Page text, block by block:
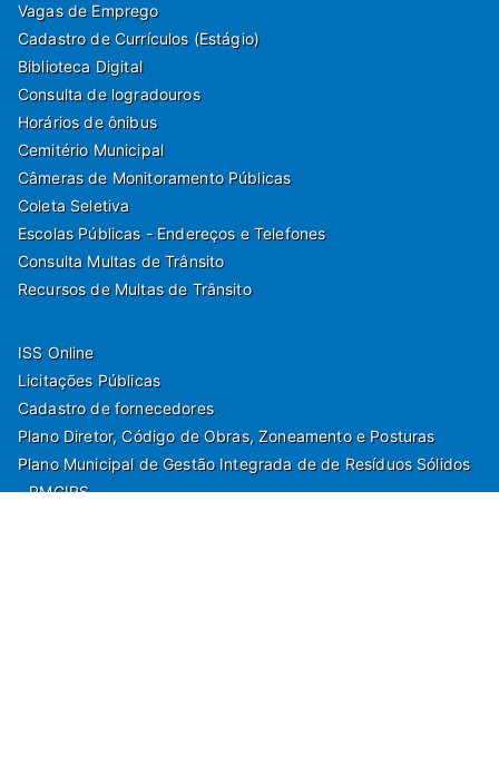
Vagas de Emprego
Cadastro de Currículos (Estágio)
Biblioteca Digital
Consulta de logradouros
Horários de ônibus
Cemitério Municipal
Câmeras de Monitoramento Públicas
Coleta Seletiva
Escolas Públicas - Endereços e Telefones
Consulta Multas de Trânsito
Recursos de Multas de Trânsito
ISS Online
Licitações Públicas
Cadastro de fornecedores
Plano Diretor, Código de Obras, Zoneamento e Posturas
Plano Municipal de Gestão Integrada de de Resíduos Sólidos
- PMGIRS